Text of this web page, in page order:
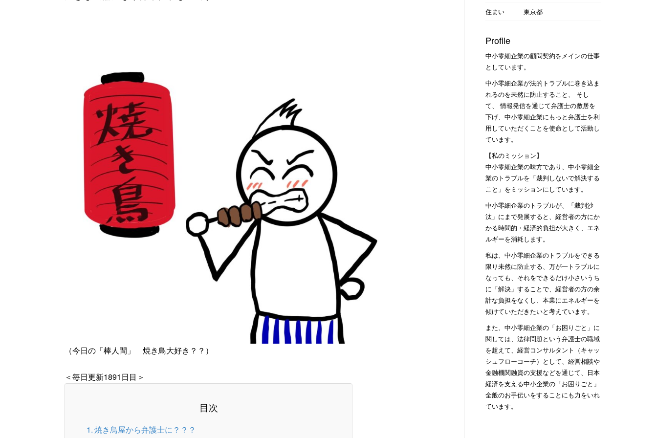
（今日の「棒人間」 焼き鳥大好き？？）
＜毎日更新1891日目＞
目次
焼き鳥屋から弁護士に？？？
住まい
東京都
Profile
中小零細企業の顧問契約をメインの仕事
としています。
中小零細企業が法的トラブルに巻き込ま
れるのを未然に防止すること、 そし
て、 情報発信を通じて弁護士の敷居を
下げ、中小零細企業にもっと弁護士を利
用していただくことを使命として活動し
ています。
【私のミッション】
中小零細企業の味方であり、中小零細企
業のトラブルを「裁判しないで解決する
こと」をミッションにしています。
中小零細企業のトラブルが、「裁判沙
汰」にまで発展すると、経営者の方にか
かる時間的・経済的負担が大きく、エネ
ルギーを消耗します。
私は、中小零細企業のトラブルをできる
限り未然に防止する、万が一トラブルに
なっても、それをできるだけ小さいうち
に「解決」することで、経営者の方の余
計な負担をなくし、本業にエネルギーを
傾けていただきたいと考えています。
また、中小零細企業の「お困りごと」に
関しては、法律問題という弁護士の職域
を超えて、経営コンサルタント（キャッ
シュフローコーチ）として、経営相談や
金融機関融資の支援などを通じて、日本
経済を支える中小企業の「お困りごと」
全般のお手伝いをすることにも力をいれ
ています。